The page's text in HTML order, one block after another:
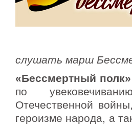
слушать марш
«Бессмертный полк»
по
Отечественной
героизме народа, а